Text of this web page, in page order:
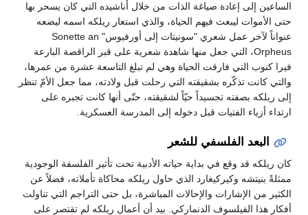
الساعين إلى إعادة صياغة الذات من خلال أناشيده التي كان يسحر بها
حتى الأموات ليبعث فيهم الحياة، والذي استعار ريلكه اسمه ليضعه
عنواناً لآخر عمل شعري "سونيتات إلى أورفيوس" Sonette an
Orpheus، التي جعل منها شاهدة شعرية على قبر الراقصة البارعة
فيرا كنوب التي فارقت الحياة وهي لم تبلغ التاسعة عشرة من عمرها،
والتي كانت تذكّره بشقيقته التي رحلت قبل ولادته، مما جعل الأمّ تنظر
إلى ريلكه بصفته تجسيداً حيّاً لشقيقته، حتّى أنها كانت تجبره على
ارتداء أزياء الفتيات قبل دخوله إلى المدرسة العسكرية.
البعد الفلسفي للشعر
كان ريلكه قد وقع في بداية حياته الأدبية تحت تأثير الفلسفة الوجودية
ممثلةً بنيتشه وكيركيغارد الذي حاول ريلكه محاكاة تأملاته، فضلاً عن
الكثير من الإشارات والإحالات المباشرة، بل حتى التراجم التي تناولت
أفكار هذا الفيلسوف الدنماركي. بيد أن أعمال ريلكه لم تقتصر على